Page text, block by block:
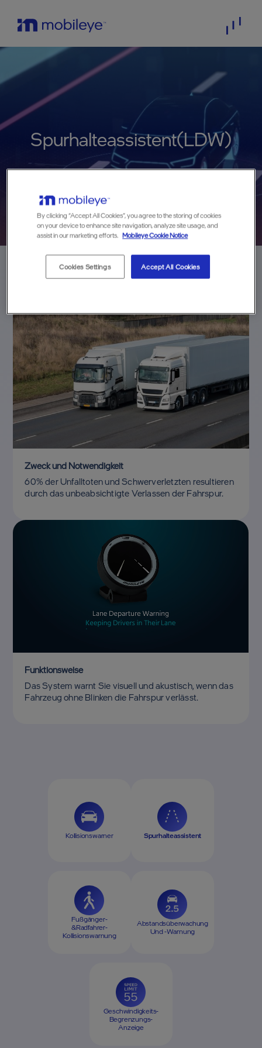
Spurhalteassistent(LDW)
technology>Spurhalteassistent ( LDW)>
Zweck und Notwendigkeit
60% der Unfalltoten und Schwerverletzten resultieren
durch das unbeabsichtigte Verlassen der Fahrspur.
Funktionsweise
Das System warnt Sie visuell und akustisch, wenn das
Fahrzeug ohne Blinken die Fahrspur verlässt.
Kollisionswarner Spurhalteassistent
Fußgänger-
&Radfahrer-
Kollisionswarnung
Abstandsüberwachung
Und -warnung
Geschwindigkeits-
Begrenzungs-
Anzeige
By clicking “Accept All Cookies”, you agree to the storing of cookies
on your device to enhance site navigation, analyze site usage, and
assist in our marketing efforts. Mobileye Cookie Notice
Cookies Settings Accept All Cookies